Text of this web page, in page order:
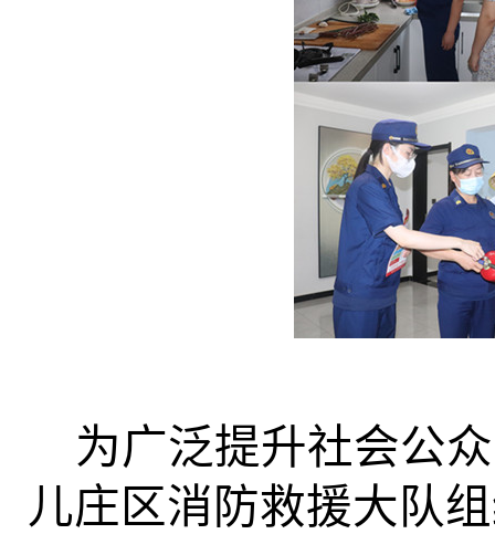
为广泛提升社会公
儿庄区消防救援大队